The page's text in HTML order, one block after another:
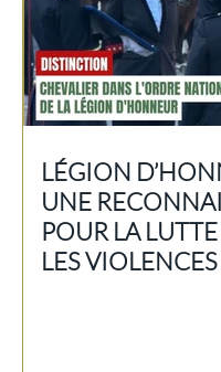
LÉGION
UNE
POUR LA
LES VIOLENCES